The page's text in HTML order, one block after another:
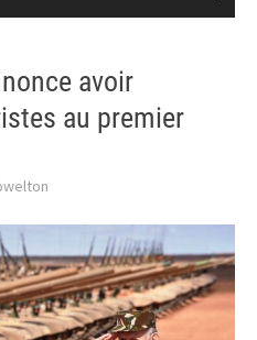
avoir
au premier